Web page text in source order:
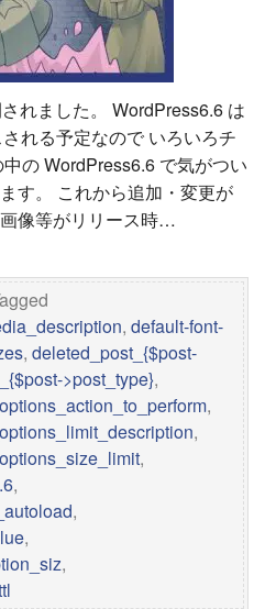
れました。 WordPress6.6 は
れる予定なので いろいろチ
の WordPress6.6 で気がつい
す。 これから追加・変更が
像等がリリース時…
, default-font-
, deleted_post_{$post-
>post_type},
,
,
,
,
,
,
,